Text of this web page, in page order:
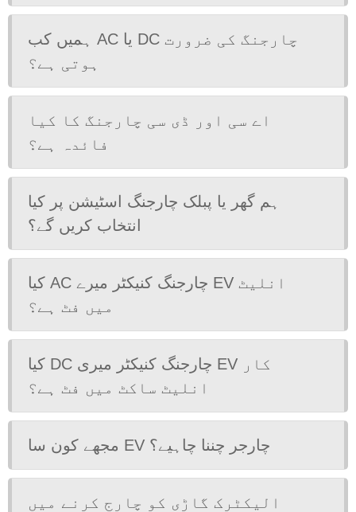
ہمیں کب AC یا DC چارجنگ کی ضرورت
ہوتی ہے؟
اے سی اور ڈی سی چارجنگ کا کیا
فائدہ ہے؟
ہم گھر یا پبلک چارجنگ اسٹیشن پر کیا
انتخاب کریں گے؟
کیا AC چارجنگ کنیکٹر میرے EV انلیٹ
میں فٹ ہے؟
کیا DC چارجنگ کنیکٹر میری EV کار
انلیٹ ساکٹ میں فٹ ہے؟
مجھے کون سا EV چارجر چننا چاہیے؟
الیکٹرک گاڑی کو چارج کرنے میں